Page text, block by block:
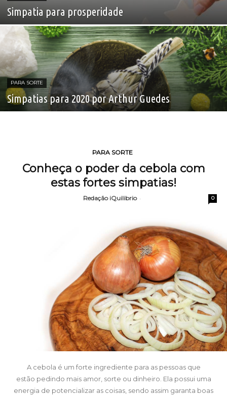
Simpatia para prosperidade
PARA SORTE
Simpatias para 2020 por Arthur Guedes
PARA SORTE
Conheça o poder da cebola com
estas fortes simpatias!
Redação iQuilibrio - 0
A cebola é um forte ingrediente para as pessoas que
estão pedindo mais amor, sorte ou dinheiro. Ela possui uma
energia de potencializar as coisas, sendo assim garanta boas